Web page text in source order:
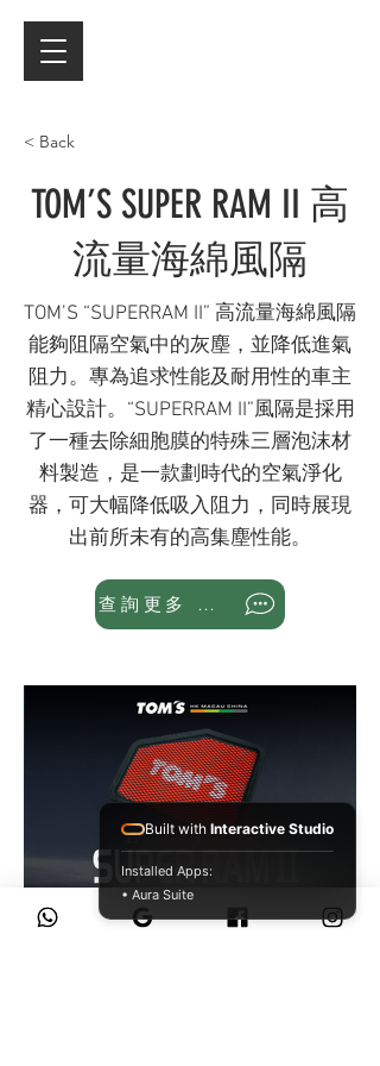
< Back
TOM’S SUPER RAM II 高
流量海綿風隔
TOM’S “SUPERRAM II” 高流量海綿風隔
能夠阻隔空氣中的灰塵，並降低進氣
阻力。專為追求性能及耐用性的車主
精心設計。“SUPERRAM II”風隔是採用
了一種去除細胞膜的特殊三層泡沫材
料製造，是一款劃時代的空氣淨化
器，可大幅降低吸入阻力，同時展現
出前所未有的高集塵性能。
查詢更多 WhatsApp
Built with Interactive Studio
Installed Apps:
• Aura Suite